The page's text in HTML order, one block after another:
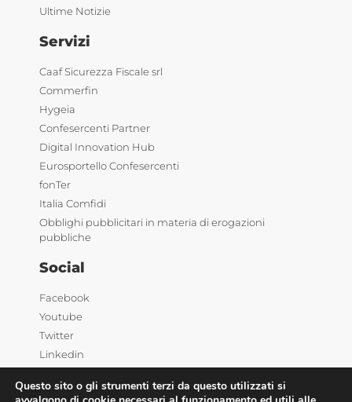
Ultime Notizie
Servizi
Caaf Sicurezza Fiscale srl
Commerfin
Hygeia
Confesercenti Partner
Digital Innovation Hub
Eurosportello Confesercenti
fonTer
Italia Comfidi
Obblighi pubblicitari in materia di erogazioni
pubbliche
Social
Facebook
Youtube
Twitter
Linkedin
Questo sito o gli strumenti terzi da questo utilizzati si